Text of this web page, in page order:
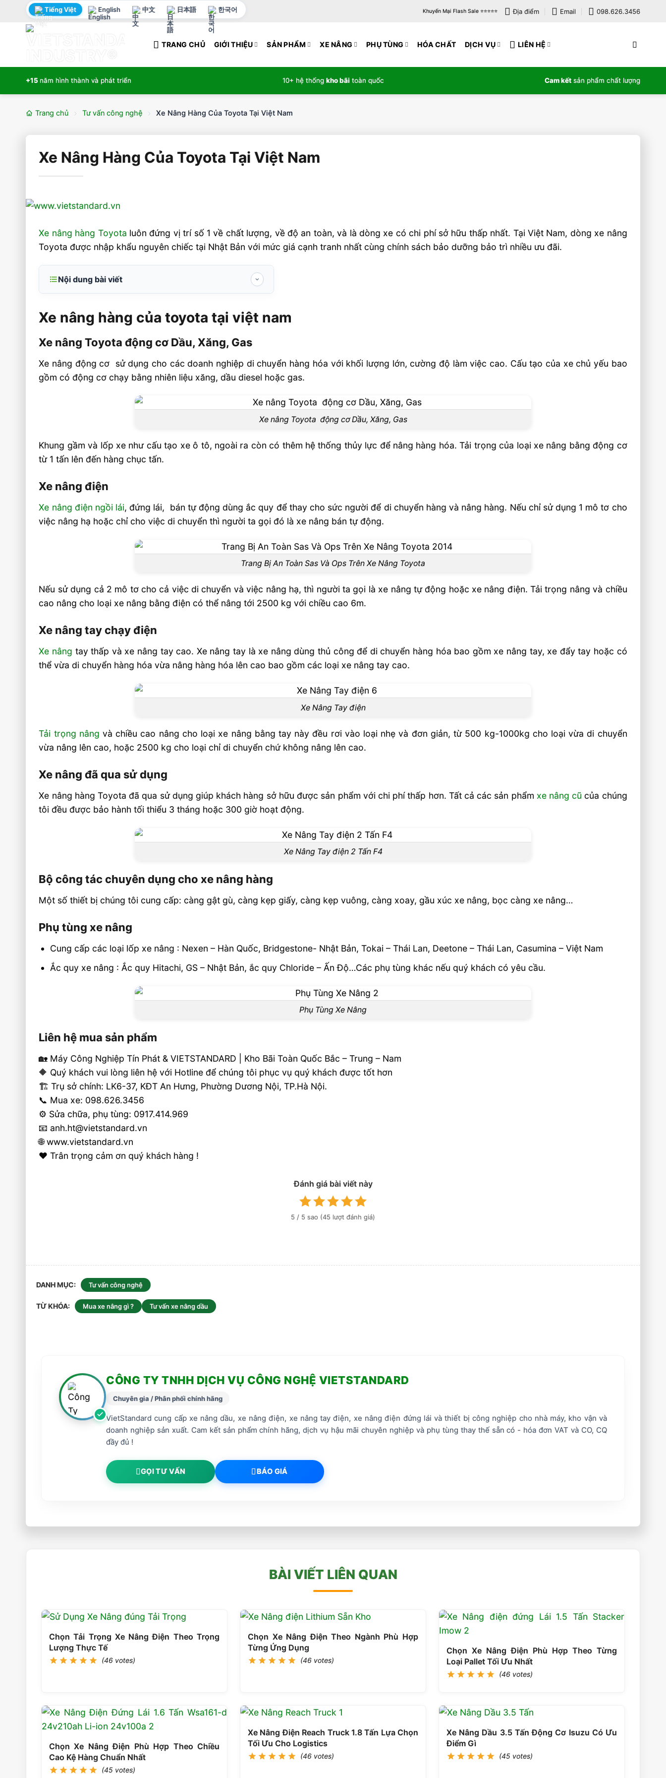
Tiếng Việt English 中文 日本語 한국어 Khuyến Mại Flash Sale ⭐️⭐️⭐️⭐️⭐️ Địa điểm Email 098.626.3456
TRANG CHỦ GIỚI THIỆU SẢN PHẨM XE NÂNG PHỤ TÙNG HÓA CHẤT DỊCH VỤ LIÊN HỆ
+15 năm hình thành và phát triển 10+ hệ thống kho bãi toàn quốc Cam kết sản phẩm chất lượng
Trang chủ Tư vấn công nghệ Xe Nâng Hàng Của Toyota Tại Việt Nam
Xe Nâng Hàng Của Toyota Tại Việt Nam
Xe nâng hàng Toyota luôn đứng vị trí số 1 về chất lượng, về độ an toàn, và là dòng xe có chi phí sở hữu thấp nhất. Tại Việt Nam, dòng xe nâng
Toyota được nhập khẩu nguyên chiếc tại Nhật Bản với mức giá cạnh tranh nhất cùng chính sách bảo dưỡng bảo trì nhiều ưu đãi.
Nội dung bài viết
Xe nâng Toyota động cơ Dầu, Xăng, Gas
Xe nâng đã qua sử dụng
Phụ tùng xe nâng
Xe nâng hàng của toyota tại việt nam
Xe nâng Toyota động cơ Dầu, Xăng, Gas
Xe nâng động cơ sử dụng cho các doanh nghiệp di chuyển hàng hóa với khối lượng lớn, cường độ làm việc cao. Cấu tạo của xe chủ yếu bao
gồm có động cơ chạy bằng nhiên liệu xăng, dầu diesel hoặc gas.
Xe nâng Toyota động cơ Dầu, Xăng, Gas
Khung gầm và lốp xe như cấu tạo xe ô tô, ngoài ra còn có thêm hệ thống thủy lực để nâng hàng hóa. Tải trọng của loại xe nâng bằng động cơ
từ 1 tấn lên đến hàng chục tấn.
Xe nâng điện
Xe nâng điện ngồi lái, đứng lái, bán tự động dùng ắc quy để thay cho sức người để di chuyển hàng và nâng hàng. Nếu chỉ sử dụng 1 mô tơ cho
việc nâng hạ hoặc chỉ cho việc di chuyển thì người ta gọi đó là xe nâng bán tự động.
Trang Bị An Toàn Sas Và Ops Trên Xe Nâng Toyota
Nếu sử dụng cả 2 mô tơ cho cả việc di chuyển và việc nâng hạ, thì người ta gọi là xe nâng tự động hoặc xe nâng điện. Tải trọng nâng và chiều
cao nâng cho loại xe nâng bằng điện có thể nâng tới 2500 kg với chiều cao 6m.
Xe nâng tay chạy điện
Xe nâng tay thấp và xe nâng tay cao. Xe nâng tay là xe nâng dùng thủ công để di chuyển hàng hóa bao gồm xe nâng tay, xe đẩy tay hoặc có
thể vừa di chuyển hàng hóa vừa nâng hàng hóa lên cao bao gồm các loại xe nâng tay cao.
Xe Nâng Tay điện
Tải trọng nâng và chiều cao nâng cho loại xe nâng bằng tay này đều rơi vào loại nhẹ và đơn giản, từ 500 kg-1000kg cho loại vừa di chuyển
vừa nâng lên cao, hoặc 2500 kg cho loại chỉ di chuyển chứ không nâng lên cao.
Xe nâng đã qua sử dụng
Xe nâng hàng Toyota đã qua sử dụng giúp khách hàng sở hữu được sản phẩm với chi phí thấp hơn. Tất cả các sản phẩm xe nâng cũ của chúng
tôi đều được bảo hành tối thiểu 3 tháng hoặc 300 giờ hoạt động.
Xe Nâng Tay điện 2 Tấn F4
Bộ công tác chuyên dụng cho xe nâng hàng
Một số thiết bị chúng tôi cung cấp: càng gật gù, càng kẹp giấy, càng kẹp vuông, càng xoay, gầu xúc xe nâng, bọc càng xe nâng…
Phụ tùng xe nâng
Cung cấp các loại lốp xe nâng : Nexen – Hàn Quốc, Bridgestone- Nhật Bản, Tokai – Thái Lan, Deetone – Thái Lan, Casumina – Việt Nam
Ắc quy xe nâng : Ắc quy Hitachi, GS – Nhật Bản, ắc quy Chloride – Ấn Độ…Các phụ tùng khác nếu quý khách có yêu cầu.
Phụ Tùng Xe Nâng
Liên hệ mua sản phẩm
🏡 Máy Công Nghiệp Tín Phát & VIETSTANDARD | Kho Bãi Toàn Quốc Bắc – Trung – Nam
🔶 Quý khách vui lòng liên hệ với Hotline để chúng tôi phục vụ quý khách được tốt hơn
🏗 Trụ sở chính: LK6-37, KĐT An Hưng, Phường Dương Nội, TP.Hà Nội.
📞 Mua xe: 098.626.3456
⚙️ Sửa chữa, phụ tùng: 0917.414.969
📧 anh.ht@vietstandard.vn
🌐 www.vietstandard.vn
❤️ Trân trọng cảm ơn quý khách hàng !
Đánh giá bài viết này
5 / 5 sao (45 lượt đánh giá)
DANH MỤC Tư vấn công nghệ
TỪ KHÓA Mua xe nâng gì ? Tư vấn xe nâng dầu
CÔNG TY TNHH DỊCH VỤ CÔNG NGHỆ VIETSTANDARD
Chuyên gia / Phân phối chính hãng
VietStandard cung cấp xe nâng dầu, xe nâng điện, xe nâng tay điện, xe nâng điện đứng lái và thiết bị công nghiệp cho nhà máy, kho vận và
doanh nghiệp sản xuất. Cam kết sản phẩm chính hãng, dịch vụ hậu mãi chuyên nghiệp và phụ tùng thay thế sẵn có - hóa đơn VAT và CO, CQ
đầy đủ !
GỌI TƯ VẤN BÁO GIÁ
BÀI VIẾT LIÊN QUAN
Chọn Tải Trọng Xe Nâng Điện Theo Trọng
Lượng Thực Tế
(46 votes)
Chọn Xe Nâng Điện Theo Ngành Phù Hợp
Từng Ứng Dụng
(46 votes)
Chọn Xe Nâng Điện Phù Hợp Theo Từng
Loại Pallet Tối Ưu Nhất
(46 votes)
Chọn Xe Nâng Điện Phù Hợp Theo Chiều
Cao Kệ Hàng Chuẩn Nhất
(45 votes)
Xe Nâng Điện Reach Truck 1.8 Tấn Lựa Chọn
Tối Ưu Cho Logistics
(46 votes)
Xe Nâng Dầu 3.5 Tấn Động Cơ Isuzu Có Ưu
Điểm Gì
(45 votes)